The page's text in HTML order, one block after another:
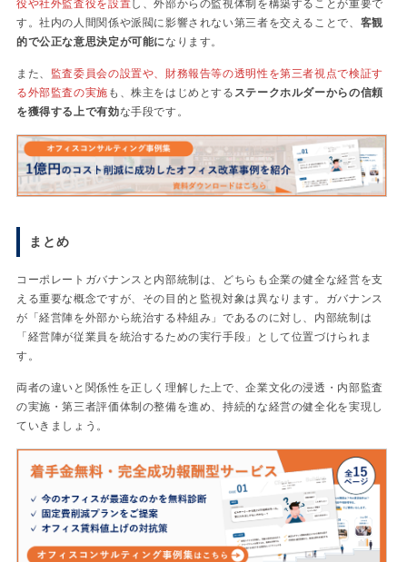
役や社外監査役を設置し、外部からの監視体制を構築することが重要で
す。社内の人間関係や派閥に影響されない第三者を交えることで、 客観
的で公正な意思決定が可能になります。
また、 監査委員会の設置や、財務報告等の透明性を第三者視点で検証す
る外部監査の実施 も、株主をはじめとする ステークホルダーからの信頼
を獲得する上で有効な手段です。
まとめ
コーポレートガバナンスと内部統制は、どちらも企業の健全な経営を支
える重要な概念ですが、その目的と監視対象は異なります。ガバナンス
が「経営陣を外部から統治する枠組み」であるのに対し、内部統制は
「経営陣が従業員を統治するための実行手段」として位置づけられま
す。
両者の違いと関係性を正しく理解した上で、企業文化の浸透・内部監査
の実施・第三者評価体制の整備を進め、持続的な経営の健全化を実現し
ていきましょう。